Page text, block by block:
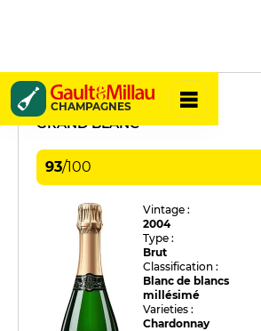
CHAMPAGNES
Philipponnat
GRAND BLANC
93/100
Vintage :
2004
Type :
Brut
Classification :
Blanc de blancs
millésimé
Varieties :
Chardonnay